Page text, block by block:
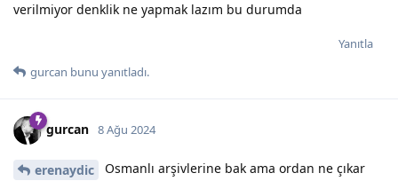
verilmiyor denklik ne yapmak lazım bu durumda
Yanıtla
gurcan bunu yanıtladı.
gurcan 8 Ağu 2024
erenaydic
Osmanlı arşivlerine bak ama ordan ne çıkar